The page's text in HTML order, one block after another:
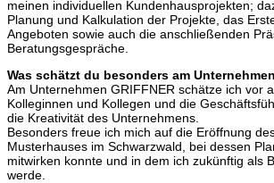
meinen individuellen Kundenhausprojekten;
Planung und Kalkulation der Projekte, das
Angeboten sowie auch die anschließenden
Beratungsgespräche.
Was schätzt du besonders am
Am Unternehmen GRIFFNER schätze ich vor
Kolleginnen und Kollegen und die
die Kreativität des Unternehmens.
Besonders freue ich mich auf die Eröffnung
Musterhauses im Schwarzwald, bei dessen
mitwirken konnte und in dem ich zukünftig als
werde.